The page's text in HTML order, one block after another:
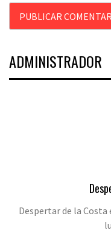
ADMINISTRADOR
Despertar de la Costa